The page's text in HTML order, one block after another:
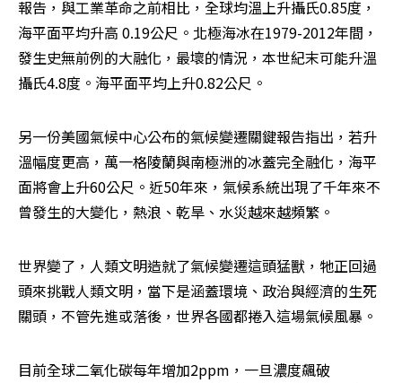
報告，與工業革命之前相比，全球均溫上升攝氏0.85度，
海平面平均升高 0.19公尺。北極海冰在1979-2012年間，
發生史無前例的大融化，最壞的情況，本世紀末可能升溫
攝氏4.8度。海平面平均上升0.82公尺。
另一份美國氣候中心公布的氣候變遷關鍵報告指出，若升
溫幅度更高，萬一格陵蘭與南極洲的冰蓋完全融化，海平
面將會上升60公尺。近50年來，氣候系統出現了千年來不
曾發生的大變化，熱浪、乾旱、水災越來越頻繁。
世界變了，人類文明造就了氣候變遷這頭猛獸，牠正回過
頭來挑戰人類文明，當下是涵蓋環境、政治與經濟的生死
關頭，不管先進或落後，世界各國都捲入這場氣候風暴。
目前全球二氧化碳每年增加2ppm，一旦濃度飆破